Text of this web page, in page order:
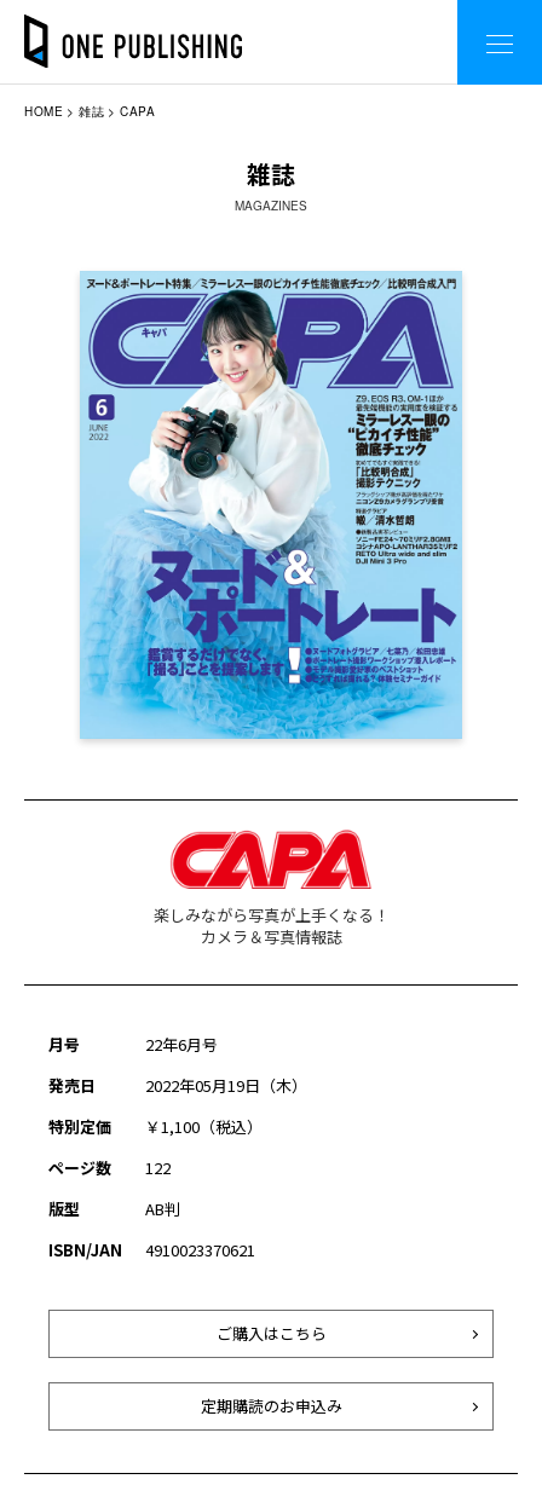
HOME 雑誌 CAPA
雑誌
MAGAZINES
楽しみながら写真が上手くなる！
カメラ＆写真情報誌
月号
22年6月号
発売日
2022年05月19日（木）
特別定価
￥1,100（税込）
ページ数
122
版型
AB判
ISBN/JAN
4910023370621
ご購入はこちら
定期購読のお申込み